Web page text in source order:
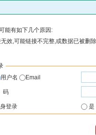
能有如下几个原因:
效,可能链接不完整,或数据已被删
用户名
Email
码
登录